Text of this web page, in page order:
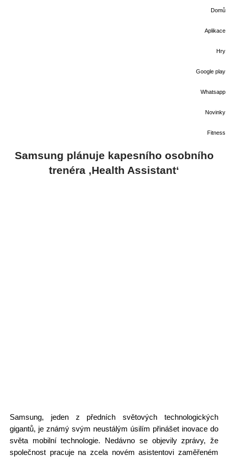
Domů
Aplikace
Hry
Google play
Whatsapp
Novinky
Fitness
Samsung plánuje kapesního osobního
trenéra ‚Health Assistant‘
Samsung, jeden z předních světových technologických
gigantů, je známý svým neustálým úsilím přinášet inovace do
světa mobilní technologie. Nedávno se objevily zprávy, že
společnost pracuje na zcela novém asistentovi zaměřeném